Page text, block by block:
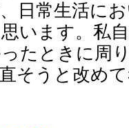
日常生活に
います。私
たときに周
そうと改め